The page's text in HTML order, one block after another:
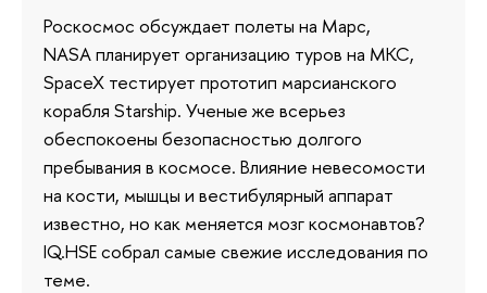
Роскосмос обсуждает полеты на Марс,
NASA планирует организацию туров на МКС,
SpaceX тестирует прототип марсианского
корабля Starship. Ученые же всерьез
обеспокоены безопасностью долгого
пребывания в космосе. Влияние невесомости
на кости, мышцы и вестибулярный аппарат
известно, но как меняется мозг космонавтов?
IQ.HSE собрал самые свежие исследования по
теме.